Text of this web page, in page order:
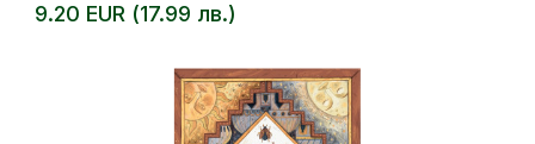
9.20 EUR (17.99 лв.)